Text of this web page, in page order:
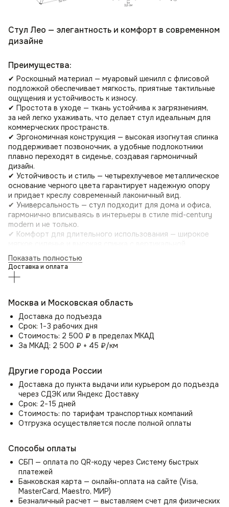
Стул Лео — элегантность и комфорт в современном
дизайне
Преимущества:
✔ Роскошный материал — муаровый шенилл с флисовой
подложкой обеспечивает мягкость, приятные тактильные
ощущения и устойчивость к износу.
✔ Простота в уходе — ткань устойчива к загрязнениям,
за ней легко ухаживать, что делает стул идеальным для
коммерческих пространств.
✔ Эргономичная конструкция — высокая изогнутая спинка
поддерживает позвоночник, а удобные подлокотники
плавно переходят в сиденье, создавая гармоничный
дизайн.
✔ Устойчивость и стиль — четырехлучевое металлическое
основание черного цвета гарантирует надежную опору
и придает креслу современный лаконичный вид.
✔ Универсальность — стул подходит для дома и офиса,
гармонично вписываясь в интерьеры в стиле mid-century
modern и не только.
✔ Комфорт для длительного использования — широкое
строчкой обеспечивают удобство во время работы или
отдыха.
Где использовать?
🏠 Дом — отличное решение для гостиной, кабинета,
спальни или столовой.
💼 Офис — подойдет для рабочих кабинетов,
переговорных и лаунж-зон.
☕ Кафе и коворкинги — благодаря износостойкости
материала стул станет практичным выбором для
Стул Лео отличается продуманными деталями:
Аккуратные швы и трехсекционная спинка добавляют
визуальную глубину.
Закругленные подлокотники и конические ножки
усиливают эстетику.
Богатая цветовая гамма позволяет легко
Идеально для тех, кто ценит:
🔹 Комфорт — удобная посадка для работы и отдыха.
🔹 Качество — долговечные материалы и надежная
конструкция.
Показать полностью
Доставка и оплата
Москва и Московская область
Доставка до подъезда
Срок: 1−3 рабочих дня
Стоимость: 2 500 ₽ в пределах МКАД
За МКАД: 2 500 ₽ + 45 ₽/км
Другие города России
Доставка до пункта выдачи или курьером до подъезда
через СДЭК или Яндекс Доставку
Срок: 2−15 дней
Стоимость: по тарифам транспортных компаний
Отгрузка осуществляется после полной оплаты
Способы оплаты
СБП — оплата по QR-коду через Систему быстрых
платежей
Банковская карта — онлайн-оплата на сайте (Visa,
MasterCard, Maestro, МИР)
Безналичный расчет — выставляем счет для физических